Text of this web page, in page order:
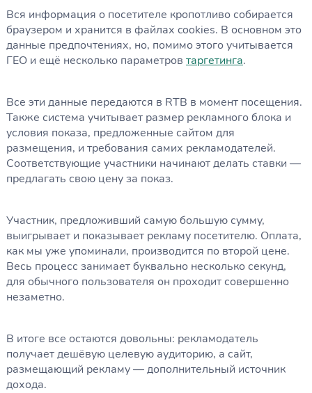
Вся информация о посетителе кропотливо собирается
браузером и хранится в файлах cookies. В основном это
данные предпочтениях, но, помимо этого учитывается
ГЕО и ещё несколько параметров таргетинга.
Все эти данные передаются в RTB в момент посещения.
Также система учитывает размер рекламного блока и
условия показа, предложенные сайтом для
размещения, и требования самих рекламодателей.
Соответствующие участники начинают делать ставки —
предлагать свою цену за показ.
Участник, предложивший самую большую сумму,
выигрывает и показывает рекламу посетителю. Оплата,
как мы уже упоминали, производится по второй цене.
Весь процесс занимает буквально несколько секунд,
для обычного пользователя он проходит совершенно
незаметно.
В итоге все остаются довольны: рекламодатель
получает дешёвую целевую аудиторию, а сайт,
размещающий рекламу — дополнительный источник
дохода.